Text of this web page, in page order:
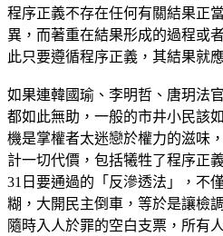
程序正義不存在任何有關結果正
異，而著重在結果形成的過程或
此只要遵循程序正義，其結果就
如果連韓國瑜、李明哲、唐玥法
都如此無助，一般的市井小民該
機是掌權者太迷戀於權力的滋味
計一切代價，包括犧牲了程序正
31日要通過的「反滲透法」，不
糊，大開民主倒車，等於是讓檢
隨時入人於罪的空白支票，所有